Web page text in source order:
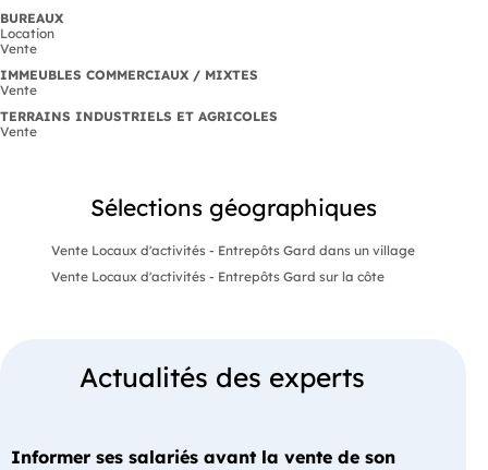
BUREAUX
Location
Vente
IMMEUBLES COMMERCIAUX / MIXTES
Vente
TERRAINS INDUSTRIELS ET AGRICOLES
Vente
Sélections géographiques
Vente Locaux d'activités - Entrepôts Gard dans un village
Vente Locaux d'activités - Entrepôts Gard sur la côte
Actualités des experts
Informer ses salariés avant la vente de son